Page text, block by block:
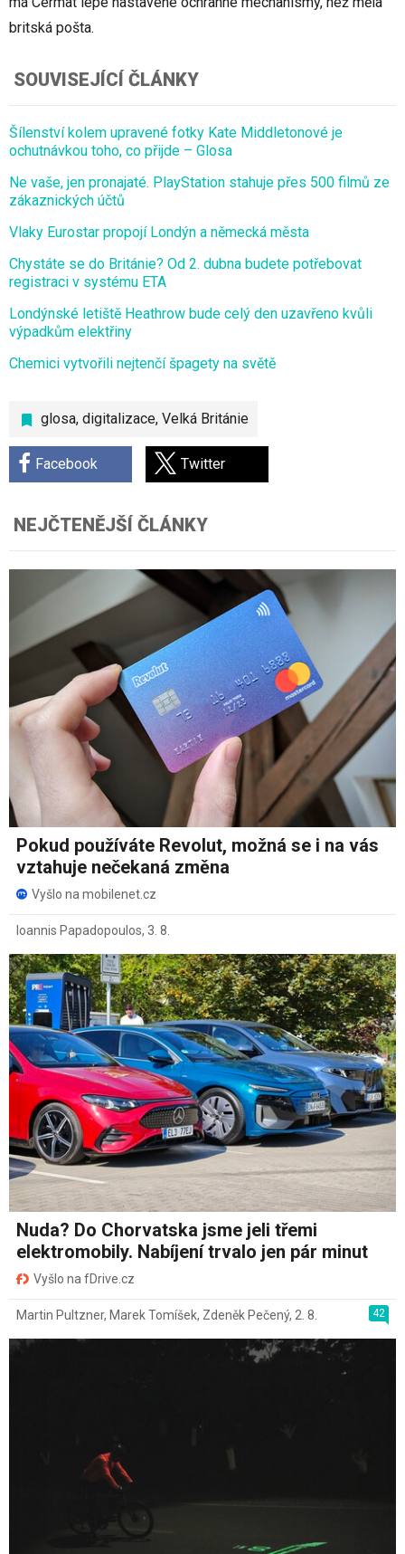
britská pošta.
glosa, digitalizace, Velká Británie
Facebook Twitter
SOUVISEJÍCÍ ČLÁNKY
Šílenství kolem upravené fotky Kate Middletonové je
ochutnávkou toho, co přijde – Glosa
Ne vaše, jen pronajaté. PlayStation stahuje přes 500 filmů ze
zákaznických účtů
Vlaky Eurostar propojí Londýn a německá města
Chystáte se do Británie? Od 2. dubna budete potřebovat
registraci v systému ETA
Londýnské letiště Heathrow bude celý den uzavřeno kvůli
výpadkům elektřiny
Chemici vytvořili nejtenčí špagety na světě
NEJČTENĚJŠÍ ČLÁNKY
Pokud používáte Revolut, možná se i na vás
vztahuje nečekaná změna
Vyšlo na mobilenet.cz
Ioannis Papadopoulos, 3. 8.
Nuda? Do Chorvatska jsme jeli třemi
elektromobily. Nabíjení trvalo jen pár minut
Vyšlo na fDrive.cz
42
Martin Pultzner, Marek Tomíšek, Zdeněk Pečený, 2. 8.